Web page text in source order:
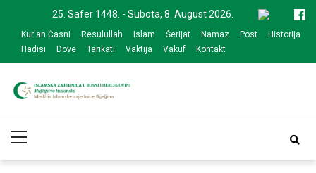
navigation
content
25. Safer 1448. - Subota, 8. August 2026.
Kur'an Časni Resulullah Islam Šerijat Namaz Post
Historija
Hadisi
Dove Tarikati Vaktija Vakuf Kontakt
zajednice Bijeljina
Menu